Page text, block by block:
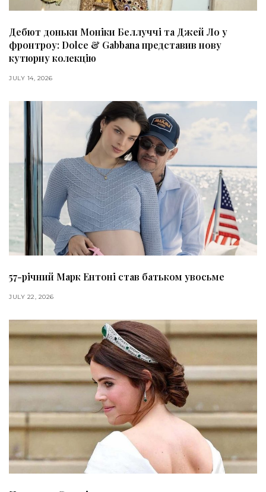
Дебют доньки Моніки Беллуччі та Джей Ло у
фронтроу: Dolce & Gabbana представив нову
кутюрну колекцію
JULY 14, 2026
57-річний Марк Ентоні став батьком увосьме
JULY 22, 2026